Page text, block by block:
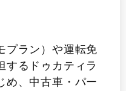
プラン）や運転免
するドゥカティラ
め、中古車・パー